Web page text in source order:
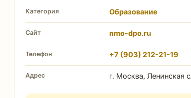
Категория Образование
Сайт nmo-dpo.ru
Телефон +7 (903) 212-21-19
Адрес г. Москва, Ленинская